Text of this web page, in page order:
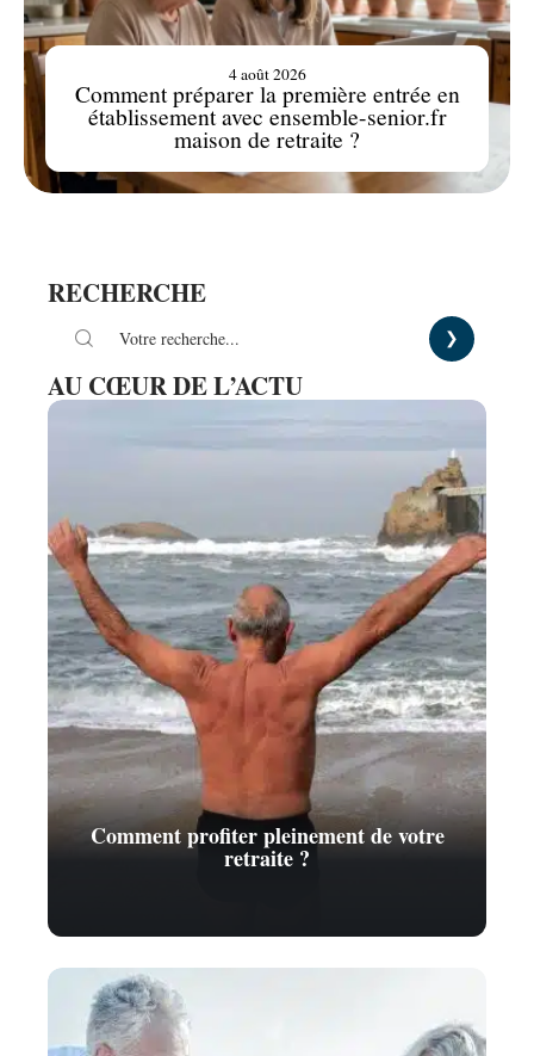
Comment préparer la première entrée en
établissement avec ensemble-senior.fr
maison de retraite ?
4 août 2026
RECHERCHE
AU CŒUR DE L’ACTU
Comment profiter pleinement de votre
retraite ?